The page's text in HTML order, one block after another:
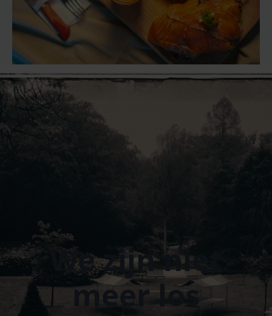
We zijn niet
meer los